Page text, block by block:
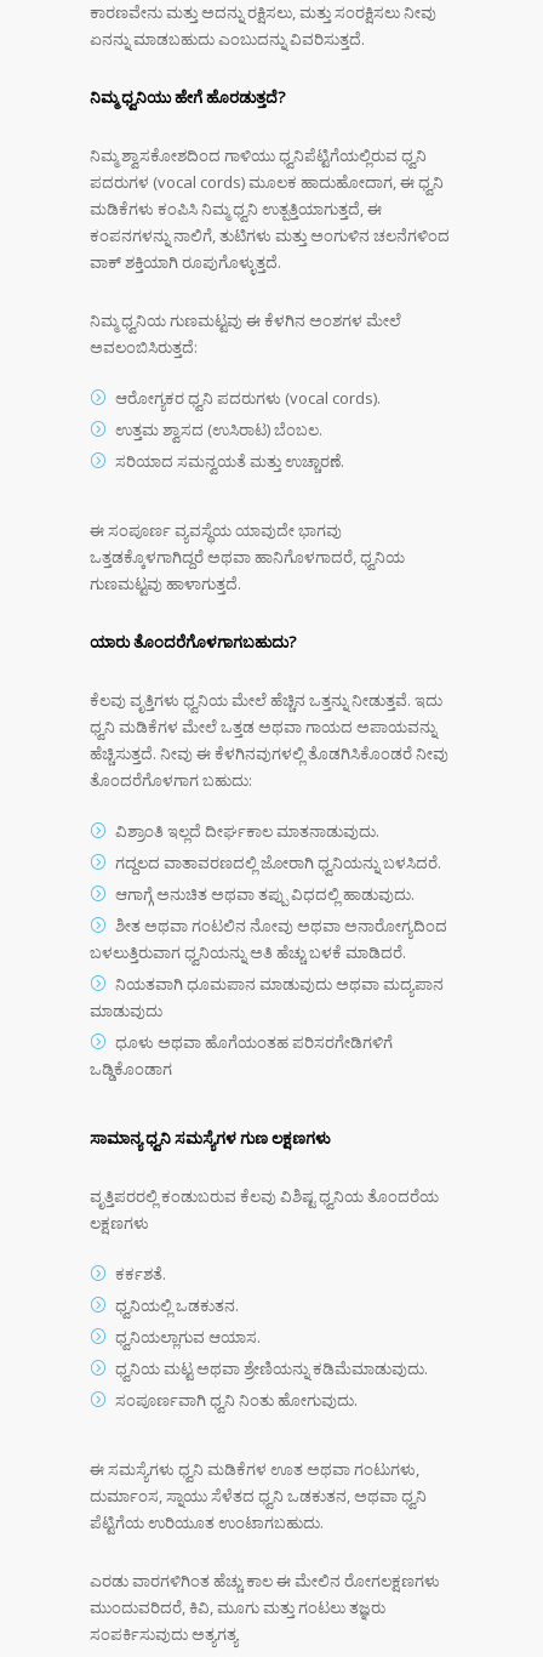
ಕಾರಣವೇನು ಮತ್ತು ಅದನ್ನು ರಕ್ಷಿಸಲು, ಮತ್ತು ಸಂರಕ್ಷಿಸಲು ನೀವು
ಏನನ್ನು ಮಾಡಬಹುದು ಎಂಬುದನ್ನು ವಿವರಿಸುತ್ತದೆ.
ನಿಮ್ಮ ಧ್ವನಿಯು ಹೇಗೆ ಹೊರಡುತ್ತದೆ?
ನಿಮ್ಮ ಶ್ವಾಸಕೋಶದಿಂದ ಗಾಳಿಯು ಧ್ವನಿಪೆಟ್ಟಿಗೆಯಲ್ಲಿರುವ ಧ್ವನಿ
ಪದರುಗಳ (vocal cords) ಮೂಲಕ ಹಾದುಹೋದಾಗ, ಈ ಧ್ವನಿ
ಮಡಿಕೆಗಳು ಕಂಪಿಸಿ ನಿಮ್ಮ ಧ್ವನಿ ಉತ್ಪತ್ತಿಯಾಗುತ್ತದೆ, ಈ
ಕಂಪನಗಳನ್ನು ನಾಲಿಗೆ, ತುಟಿಗಳು ಮತ್ತು ಅಂಗುಳಿನ ಚಲನೆಗಳಿಂದ
ವಾಕ್ ಶಕ್ತಿಯಾಗಿ ರೂಪುಗೊಳ್ಳುತ್ತದೆ.
ನಿಮ್ಮ ಧ್ವನಿಯ ಗುಣಮಟ್ಟವು ಈ ಕೆಳಗಿನ ಅಂಶಗಳ ಮೇಲೆ
ಅವಲಂಬಿಸಿರುತ್ತದೆ:
ಆರೋಗ್ಯಕರ ಧ್ವನಿ ಪದರುಗಳು (vocal cords).
ಉತ್ತಮ ಶ್ವಾಸದ (ಉಸಿರಾಟ) ಬೆಂಬಲ.
ಸರಿಯಾದ ಸಮನ್ವಯತೆ ಮತ್ತು ಉಚ್ಚಾರಣೆ.
ಈ ಸಂಪೂರ್ಣ ವ್ಯವಸ್ಥೆಯ ಯಾವುದೇ ಭಾಗವು
ಒತ್ತಡಕ್ಕೊಳಗಾಗಿದ್ದರೆ ಅಥವಾ ಹಾನಿಗೊಳಗಾದರೆ, ಧ್ವನಿಯ
ಗುಣಮಟ್ಟವು ಹಾಳಾಗುತ್ತದೆ.
ಯಾರು ತೊಂದರೆಗೊಳಗಾಗಬಹುದು?
ಕೆಲವು ವೃತ್ತಿಗಳು ಧ್ವನಿಯ ಮೇಲೆ ಹೆಚ್ಚಿನ ಒತ್ತನ್ನು ನೀಡುತ್ತವೆ. ಇದು
ಧ್ವನಿ ಮಡಿಕೆಗಳ ಮೇಲೆ ಒತ್ತಡ ಅಥವಾ ಗಾಯದ ಅಪಾಯವನ್ನು
ಹೆಚ್ಚಿಸುತ್ತದೆ. ನೀವು ಈ ಕೆಳಗಿನವುಗಳಲ್ಲಿ ತೊಡಗಿಸಿಕೊಂಡರೆ ನೀವು
ತೊಂದರೆಗೊಳಗಾಗ ಬಹುದು:
ವಿಶ್ರಾಂತಿ ಇಲ್ಲದೆ ದೀರ್ಘಕಾಲ ಮಾತನಾಡುವುದು.
ಗದ್ದಲದ ವಾತಾವರಣದಲ್ಲಿ ಜೋರಾಗಿ ಧ್ವನಿಯನ್ನು ಬಳಸಿದರೆ.
ಆಗಾಗ್ಗೆ ಅನುಚಿತ ಅಥವಾ ತಪ್ಪು ವಿಧದಲ್ಲಿ ಹಾಡುವುದು.
ಶೀತ ಅಥವಾ ಗಂಟಲಿನ ನೋವು ಅಥವಾ ಅನಾರೋಗ್ಯದಿಂದ
ಬಳಲುತ್ತಿರುವಾಗ ಧ್ವನಿಯನ್ನು ಅತಿ ಹೆಚ್ಚು ಬಳಕೆ ಮಾಡಿದರೆ.
ನಿಯತವಾಗಿ ಧೂಮಪಾನ ಮಾಡುವುದು ಅಥವಾ ಮದ್ಯಪಾನ
ಮಾಡುವುದು
ಧೂಳು ಅಥವಾ ಹೊಗೆಯಂತಹ ಪರಿಸರಗೇಡಿಗಳಿಗೆ
ಒಡ್ಡಿಕೊಂಡಾಗ
ಸಾಮಾನ್ಯ ಧ್ವನಿ ಸಮಸ್ಯೆಗಳ ಗುಣ ಲಕ್ಷಣಗಳು
ವೃತ್ತಿಪರರಲ್ಲಿ ಕಂಡುಬರುವ ಕೆಲವು ವಿಶಿಷ್ಟ ಧ್ವನಿಯ ತೊಂದರೆಯ
ಲಕ್ಷಣಗಳು
ಕರ್ಕಶತೆ.
ಧ್ವನಿಯಲ್ಲಿ ಒಡಕುತನ.
ಧ್ವನಿಯಲ್ಲಾಗುವ ಆಯಾಸ.
ಧ್ವನಿಯ ಮಟ್ಟ ಅಥವಾ ಶ್ರೇಣಿಯನ್ನು ಕಡಿಮೆಮಾಡುವುದು.
ಸಂಪೂರ್ಣವಾಗಿ ಧ್ವನಿ ನಿಂತು ಹೋಗುವುದು.
ಈ ಸಮಸ್ಯೆಗಳು ಧ್ವನಿ ಮಡಿಕೆಗಳ ಊತ ಅಥವಾ ಗಂಟುಗಳು,
ದುರ್ಮಾಂಸ, ಸ್ನಾಯು ಸೆಳೆತದ ಧ್ವನಿ ಒಡಕುತನ, ಅಥವಾ ಧ್ವನಿ
ಪೆಟ್ಟಿಗೆಯ ಉರಿಯೂತ ಉಂಟಾಗಬಹುದು.
ಎರಡು ವಾರಗಳಿಗಿಂತ ಹೆಚ್ಚು ಕಾಲ ಈ ಮೇಲಿನ ರೋಗಲಕ್ಷಣಗಳು
ಮುಂದುವರಿದರೆ, ಕಿವಿ, ಮೂಗು ಮತ್ತು ಗಂಟಲು ತಜ್ಞರು
ಸಂಪರ್ಕಿಸುವುದು ಅತ್ಯಗತ್ಯ